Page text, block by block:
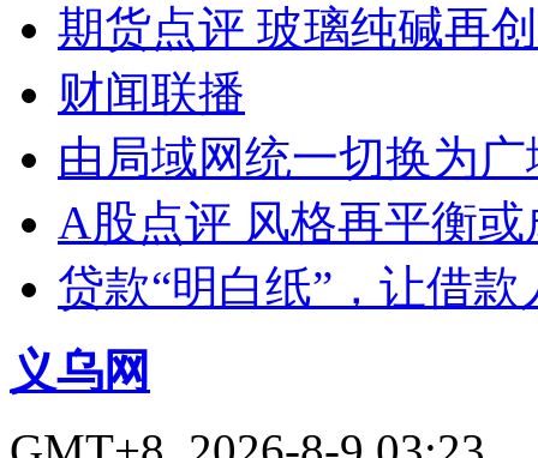
期货点评 玻璃纯碱再
财闻联播
由局域网统一切换为
A股点评 风格再平衡或
贷款“明白纸”，让借款
义乌网